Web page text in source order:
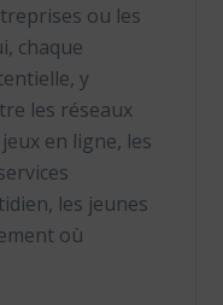
ou les
chaque
y
les réseaux
en ligne, les
les jeunes
où